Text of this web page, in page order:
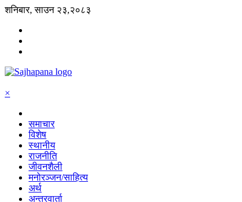
शनिबार, साउन २३,२०८३
×
समाचार
विशेष
स्थानीय
राजनीति
जीवनशैली
मनोरञ्जन/साहित्य
अर्थ
अन्तरवार्ता